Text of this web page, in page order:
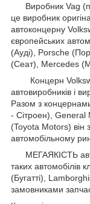
Виробник Vag
це виробник
автоконцерну
європейських
(Ауді), Porsche
(Сеат), Mercedes
Концерн
автовиробників і
Разом з
- Сітроен),
(Toyota Motors) він
автомобільному
МЕГАЯКІСТЬ
таких автомобілів
(Бугатті),
замовниками